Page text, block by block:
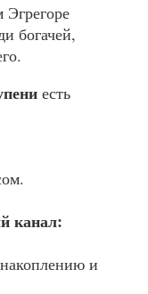
богачей,
есть
канал:
и